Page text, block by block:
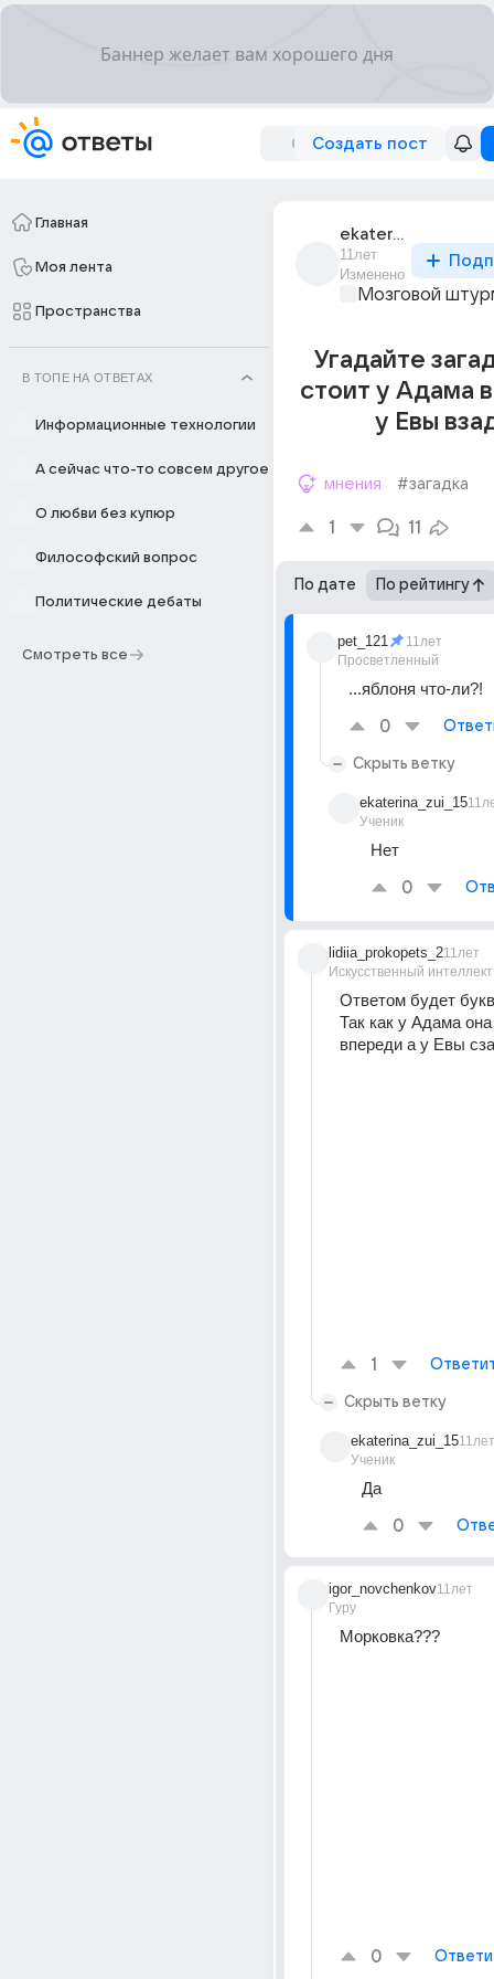
Создать пост
Главная
Моя лента
Пространства
В ТОПЕ НА ОТВЕТАХ
Информационные технологии
А сейчас что-то совсем другое
О любви без купюр
Философский вопрос
Политические дебаты
Смотреть все
ekaterina_zui_15
11лет
Изменено
Мозговой
Угадайте
стоит у Адама
у Евы
мнения #загадка
1 11
По дате По рейтингу
pet_121
Просветленный
11лет
...яблоня что-ли?!
0
Скрыть ветку
ekaterina_zui_15
Ученик
Нет
0
lidiia_prokopets_2
Искусственный интеллект
11лет
Ответом будет
Так как у Адама она
впереди а у Евы
1
Скрыть ветку
ekaterina_zui_15
Ученик
11лет
Да
0
igor_novchenkov
Гуру
11лет
Морковка???
0